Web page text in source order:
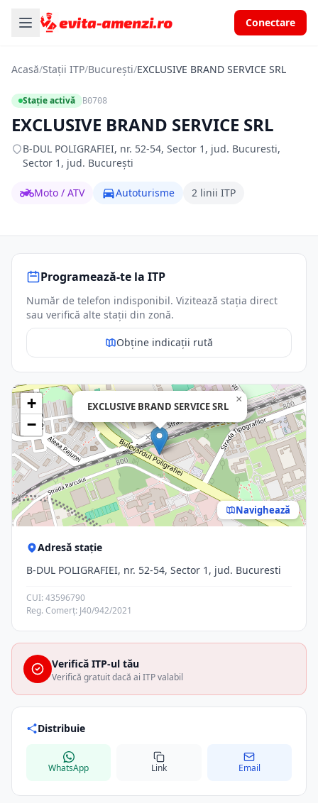
Conectare
Acasă/Stații ITP/București/EXCLUSIVE BRAND SERVICE SRL
Stație activă B0708
EXCLUSIVE BRAND SERVICE SRL
B-DUL POLIGRAFIEI, nr. 52-54, Sector 1, jud. Bucuresti,
Sector 1, jud. București
Moto / ATV Autoturisme 2 linii ITP
Programează-te la ITP
Număr de telefon indisponibil. Vizitează stația direct
sau verifică alte stații din zonă.
Obține indicații rută
EXCLUSIVE BRAND SERVICE SRL
×
+
−
Navighează
Adresă stație
B-DUL POLIGRAFIEI, nr. 52-54, Sector 1, jud. Bucuresti
CUI: 43596790
Reg. Comerț: J40/942/2021
Verifică ITP-ul tău
Verifică gratuit dacă ai ITP valabil
Distribuie
WhatsApp Link Email